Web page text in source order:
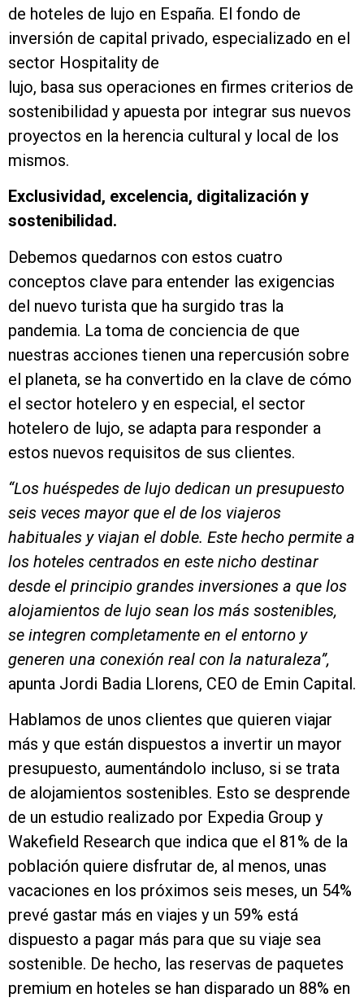
de hoteles de lujo en España. El fondo de
inversión de capital privado, especializado en el
sector Hospitality de
lujo, basa sus operaciones en firmes criterios de
sostenibilidad y apuesta por integrar sus nuevos
proyectos en la herencia cultural y local de los
mismos.
Exclusividad, excelencia, digitalización y
sostenibilidad.
Debemos quedarnos con estos cuatro
conceptos clave para entender las exigencias
del nuevo turista que ha surgido tras la
pandemia. La toma de conciencia de que
nuestras acciones tienen una repercusión sobre
el planeta, se ha convertido en la clave de cómo
el sector hotelero y en especial, el sector
hotelero de lujo, se adapta para responder a
estos nuevos requisitos de sus clientes.
“Los huéspedes de lujo dedican un presupuesto
seis veces mayor que el de los viajeros
habituales y viajan el doble. Este hecho permite a
los hoteles centrados en este nicho destinar
desde el principio grandes inversiones a que los
alojamientos de lujo sean los más sostenibles,
se integren completamente en el entorno y
generen una conexión real con la naturaleza”,
apunta Jordi Badia Llorens, CEO de Emin Capital.
Hablamos de unos clientes que quieren viajar
más y que están dispuestos a invertir un mayor
presupuesto, aumentándolo incluso, si se trata
de alojamientos sostenibles. Esto se desprende
de un estudio realizado por Expedia Group y
Wakefield Research que indica que el 81% de la
población quiere disfrutar de, al menos, unas
vacaciones en los próximos seis meses, un 54%
prevé gastar más en viajes y un 59% está
dispuesto a pagar más para que su viaje sea
sostenible. De hecho, las reservas de paquetes
premium en hoteles se han disparado un 88% en